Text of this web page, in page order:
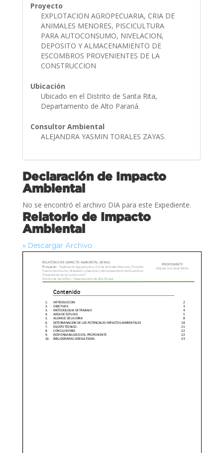
Proyecto
EXPLOTACION AGROPECUARIA, CRIA DE
ANIMALES MENORES, PISCICULTURA
PARA AUTOCONSUMO, NIVELACION,
DEPOSITO Y ALMACENAMIENTO DE
ESCOMBROS PROVENIENTES DE LA
CONSTRUCCION
Ubicación
Ubicado en el Distrito de Santa Rita,
Departamento de Alto Paraná.
Consultor Ambiental
ALEJANDRA YASMIN TORALES ZAYAS.
Declaración de Impacto
Ambiental
No se encontró el archivo DIA para este Expediente.
Relatorio de Impacto
Ambiental
» Descargar Archivo